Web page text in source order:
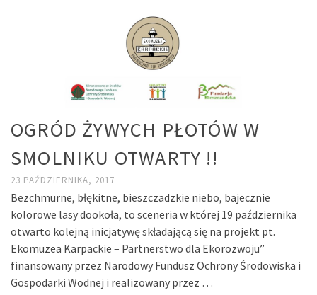
OGRÓD ŻYWYCH PŁOTÓW W
SMOLNIKU OTWARTY !!
23 PAŹDZIERNIKA, 2017
Bezchmurne, błękitne, bieszczadzkie niebo, bajecznie
kolorowe lasy dookoła, to sceneria w której 19 października
otwarto kolejną inicjatywę składającą się na projekt pt.
Ekomuzea Karpackie – Partnerstwo dla Ekorozwoju”
finansowany przez Narodowy Fundusz Ochrony Środowiska i
Gospodarki Wodnej i realizowany przez …